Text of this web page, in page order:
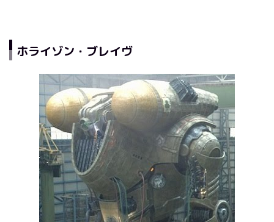
ホライゾン・ブレイヴ